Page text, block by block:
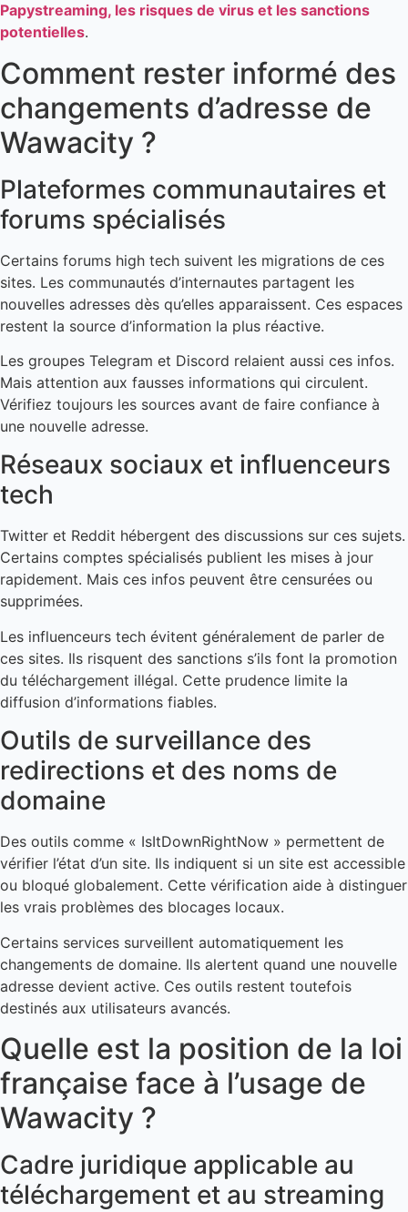
Papystreaming, les risques de virus et les sanctions
potentielles.
Comment rester informé des
changements d’adresse de
Wawacity ?
Plateformes communautaires et
forums spécialisés
Certains forums high tech suivent les migrations de ces
sites. Les communautés d’internautes partagent les
nouvelles adresses dès qu’elles apparaissent. Ces espaces
restent la source d’information la plus réactive.
Les groupes Telegram et Discord relaient aussi ces infos.
Mais attention aux fausses informations qui circulent.
Vérifiez toujours les sources avant de faire confiance à
une nouvelle adresse.
Réseaux sociaux et influenceurs
tech
Twitter et Reddit hébergent des discussions sur ces sujets.
Certains comptes spécialisés publient les mises à jour
rapidement. Mais ces infos peuvent être censurées ou
supprimées.
Les influenceurs tech évitent généralement de parler de
ces sites. Ils risquent des sanctions s’ils font la promotion
du téléchargement illégal. Cette prudence limite la
diffusion d’informations fiables.
Outils de surveillance des
redirections et des noms de
domaine
Des outils comme « IsItDownRightNow » permettent de
vérifier l’état d’un site. Ils indiquent si un site est accessible
ou bloqué globalement. Cette vérification aide à distinguer
les vrais problèmes des blocages locaux.
Certains services surveillent automatiquement les
changements de domaine. Ils alertent quand une nouvelle
adresse devient active. Ces outils restent toutefois
destinés aux utilisateurs avancés.
Quelle est la position de la loi
française face à l’usage de
Wawacity ?
Cadre juridique applicable au
téléchargement et au streaming